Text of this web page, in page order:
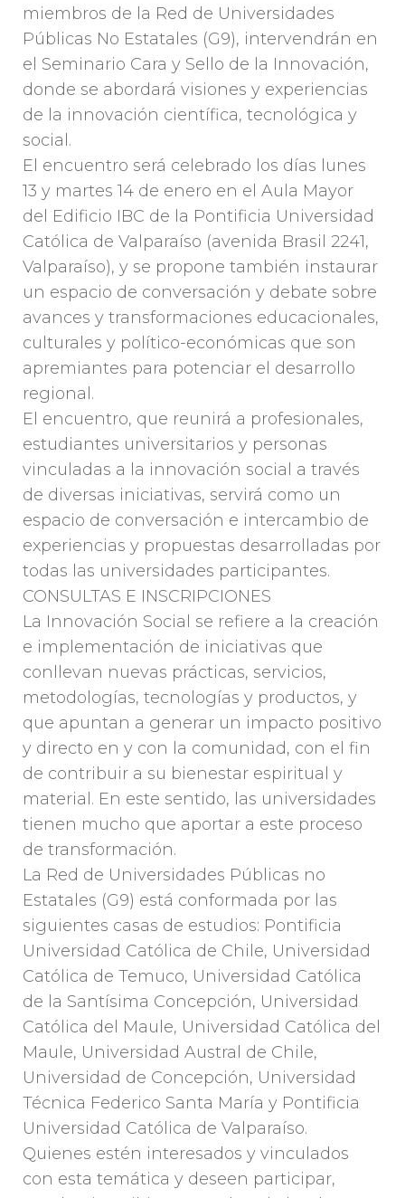
miembros de la Red de Universidades
Públicas No Estatales (G9), intervendrán en
el Seminario Cara y Sello de la Innovación,
donde se abordará visiones y experiencias
de la innovación científica, tecnológica y
social.
El encuentro será celebrado los días lunes
13 y martes 14 de enero en el Aula Mayor
del Edificio IBC de la Pontificia Universidad
Católica de Valparaíso (avenida Brasil 2241,
Valparaíso), y se propone también instaurar
un espacio de conversación y debate sobre
avances y transformaciones educacionales,
culturales y político-económicas que son
apremiantes para potenciar el desarrollo
regional.
El encuentro, que reunirá a profesionales,
estudiantes universitarios y personas
vinculadas a la innovación social a través
de diversas iniciativas, servirá como un
espacio de conversación e intercambio de
experiencias y propuestas desarrolladas por
todas las universidades participantes.
CONSULTAS E INSCRIPCIONES
La Innovación Social se refiere a la creación
e implementación de iniciativas que
conllevan nuevas prácticas, servicios,
metodologías, tecnologías y productos, y
que apuntan a generar un impacto positivo
y directo en y con la comunidad, con el fin
de contribuir a su bienestar espiritual y
material. En este sentido, las universidades
tienen mucho que aportar a este proceso
de transformación.
La Red de Universidades Públicas no
Estatales (G9) está conformada por las
siguientes casas de estudios: Pontificia
Universidad Católica de Chile, Universidad
Católica de Temuco, Universidad Católica
de la Santísima Concepción, Universidad
Católica del Maule, Universidad Católica del
Maule, Universidad Austral de Chile,
Universidad de Concepción, Universidad
Técnica Federico Santa María y Pontificia
Universidad Católica de Valparaíso.
Quienes estén interesados y vinculados
con esta temática y deseen participar,